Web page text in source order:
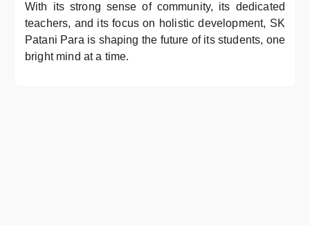
With its strong sense of community, its dedicated
teachers, and its focus on holistic development, SK
Patani Para is shaping the future of its students, one
bright mind at a time.